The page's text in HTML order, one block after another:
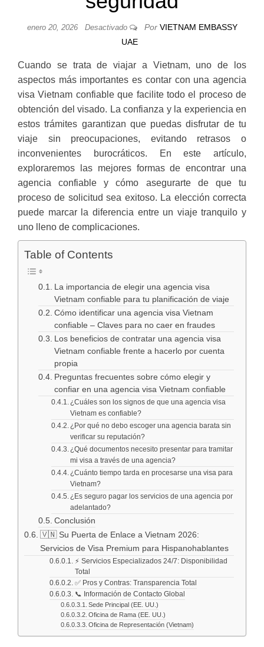
enero 20, 2026 Desactivado Por VIETNAM EMBASSY
UAE
Cuando se trata de viajar a Vietnam, uno de los
aspectos más importantes es contar con una agencia
visa Vietnam confiable que facilite todo el proceso de
obtención del visado. La confianza y la experiencia en
estos trámites garantizan que puedas disfrutar de tu
viaje sin preocupaciones, evitando retrasos o
inconvenientes burocráticos. En este artículo,
exploraremos las mejores formas de encontrar una
agencia confiable y cómo asegurarte de que tu
proceso de solicitud sea exitoso. La elección correcta
puede marcar la diferencia entre un viaje tranquilo y
uno lleno de complicaciones.
Table of Contents
La importancia de elegir una agencia visa
Vietnam confiable para tu planificación de viaje
Cómo identificar una agencia visa Vietnam
confiable – Claves para no caer en fraudes
Los beneficios de contratar una agencia visa
Vietnam confiable frente a hacerlo por cuenta
propia
Preguntas frecuentes sobre cómo elegir y
confiar en una agencia visa Vietnam confiable
¿Cuáles son los signos de que una agencia visa
Vietnam es confiable?
¿Por qué no debo escoger una agencia barata sin
verificar su reputación?
¿Qué documentos necesito presentar para tramitar
mi visa a través de una agencia?
¿Cuánto tiempo tarda en procesarse una visa para
Vietnam?
¿Es seguro pagar los servicios de una agencia por
adelantado?
Conclusión
🇻🇳 Su Puerta de Enlace a Vietnam 2026:
Servicios de Visa Premium para Hispanohablantes
⚡ Servicios Especializados 24/7: Disponibilidad
Total
✅ Pros y Contras: Transparencia Total
📞 Información de Contacto Global
Sede Principal (EE. UU.)
Oficina de Rama (EE. UU.)
Oficina de Representación (Vietnam)